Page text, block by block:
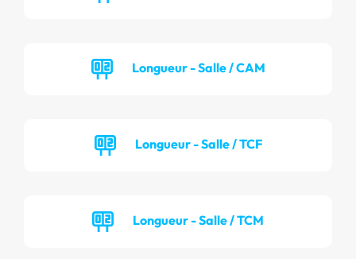
Longueur - Salle / CAM
Longueur - Salle / TCF
Longueur - Salle / TCM